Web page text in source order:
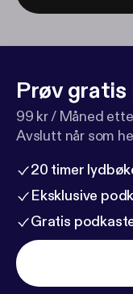
Prøv gratis
99 kr / Måned
Avslutt når som
20 timer
Eksklusive
Gratis